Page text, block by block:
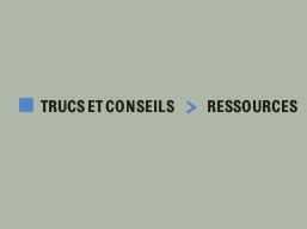
CONTENUTRUCS ET CONSEILS RESSOURCES